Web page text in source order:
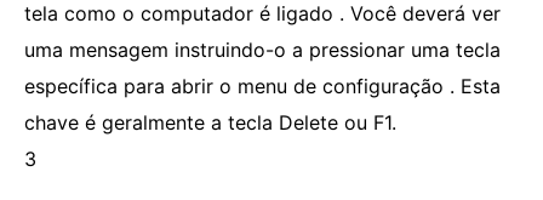
tela como o computador é ligado . Você deverá ver
uma mensagem instruindo-o a pressionar uma tecla
específica para abrir o menu de configuração . Esta
chave é geralmente a tecla Delete ou F1.
3